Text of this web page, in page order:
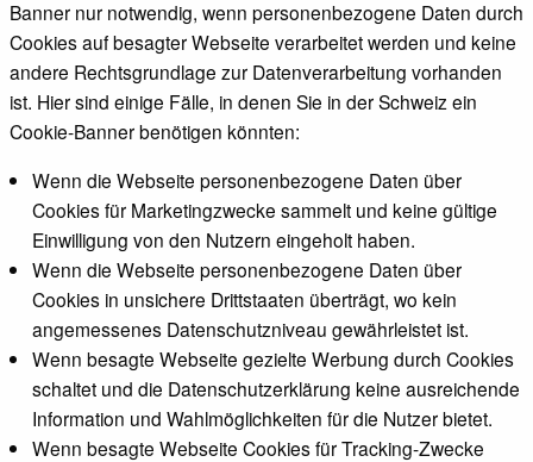
Banner nur notwendig, wenn personenbezogene Daten durch
Cookies auf besagter Webseite verarbeitet werden und keine
andere Rechtsgrundlage zur Datenverarbeitung vorhanden
ist. Hier sind einige Fälle, in denen Sie in der Schweiz ein
Cookie-Banner benötigen könnten:
Wenn die Webseite personenbezogene Daten über
Cookies für Marketingzwecke sammelt und keine gültige
Einwilligung von den Nutzern eingeholt haben.
Wenn die Webseite personenbezogene Daten über
Cookies in unsichere Drittstaaten überträgt, wo kein
angemessenes Datenschutzniveau gewährleistet ist.
Wenn besagte Webseite gezielte Werbung durch Cookies
schaltet und die Datenschutzerklärung keine ausreichende
Information und Wahlmöglichkeiten für die Nutzer bietet.
Wenn besagte Webseite Cookies für Tracking-Zwecke